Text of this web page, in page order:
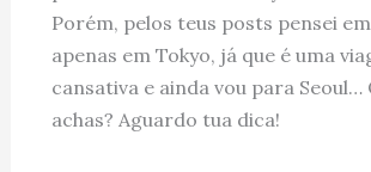
Porém, pelos teus posts pensei
apenas em Tokyo, já que é uma
cansativa e ainda vou para Seoul…
achas? Aguardo tua dica!